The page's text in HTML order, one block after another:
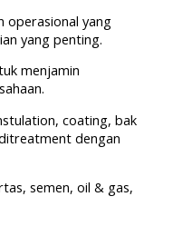
operasional yang
yang penting.
menjamin
coating, bak
dengan
semen, oil & gas,